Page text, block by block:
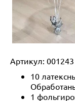
Артикул: 001243
10
1